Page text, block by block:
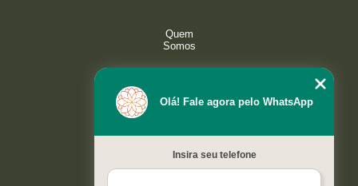
Quem
Somos
Galeria
Olá! Fale agora pelo WhatsApp
Insira seu telefone